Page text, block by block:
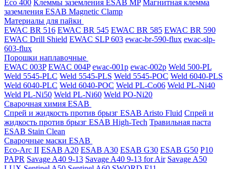
Eco 400 Клеммы заземления ESAB MP Магнитная клемма
заземления ESAB Magnetic Clamp
Материалы для пайки
EWAC BR 516 EWAC BR 545 EWAC BR 585 EWAC BR 590
EWAC Drill Shield EWAC SLP 603 ewac-br-590-flux ewac-slp-
603-flux
Порошки наплавочные
EWAC 003P EWAC 004P ewac-001p ewac-002p Weld 500-PL
Weld 5545-PLC Weld 5545-PLS Weld 5545-POC Weld 6040-PLS
Weld 6040-PLС Weld 6040-POC Weld PL-Co06 Weld PL-Ni40
Weld PL-Ni50 Weld PL-Ni60 Weld PO-Ni20
Сварочная химия ESAB
Спрей и жидкость против брызг ESAB Aristo Fluid Спрей и
жидкость против брызг ESAB High-Tech Травильная паста
ESAB Stain Clean
Сварочные маски ESAB
Eco-Arc II ESAB A20 ESAB A30 ESAB G30 ESAB G50 P10
PAPR Savage A40 9-13 Savage A40 9-13 for Air Savage A50